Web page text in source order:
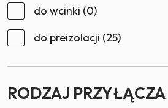
do wcinki (0)
do preizolacji (25)
RODZAJ PRZYŁĄCZA